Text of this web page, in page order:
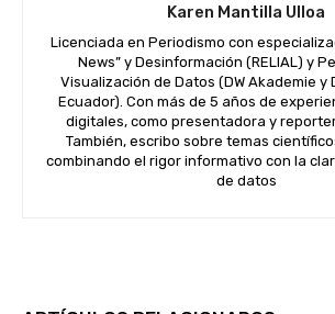
Karen Mantilla Ulloa
Licenciada en Periodismo con
News” y Desinformación (RELIAL) y
Visualización de Datos (DW Akademie y
Ecuador). Con más de 5 años de
digitales, como presentadora y
También, escribo sobre temas
combinando el rigor informativo con la
de datos